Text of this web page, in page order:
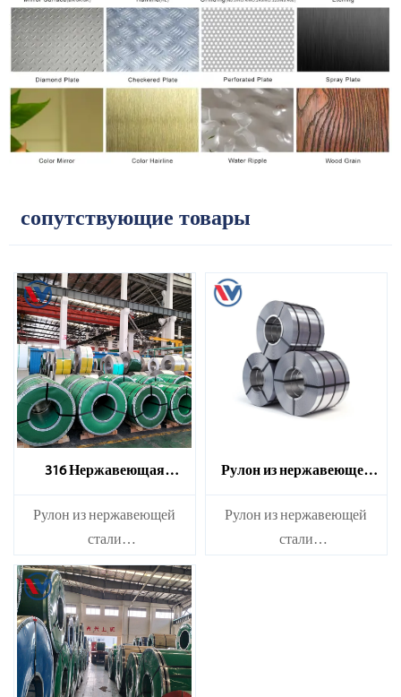
сопутствующие товары
316 Нержавеющая
​Рулон из нержавеющей
стали
Марка：210S, 314, 309S,
304, 304L,
316L,321,410,420,430,904 и
др.
Характеристики
Рулон из нержавеющей
​Рулон из нержавеющей
стали